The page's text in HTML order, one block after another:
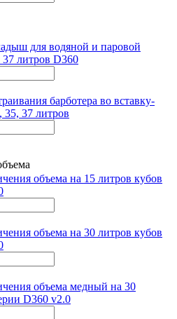
для водяной и паровой
литров D360
барботера во вставку-
37 литров
объема на 15 литров кубов
объема на 30 литров кубов
объема медный на 30
D360 v2.0